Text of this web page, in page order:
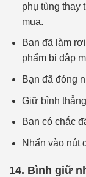
phụ tùng thay
mua.
Bạn đã làm
phẩm bị đập
Bạn đã đóng
Giữ bình
Bạn có chắc
Nhấn vào nút
14. Bình giữ